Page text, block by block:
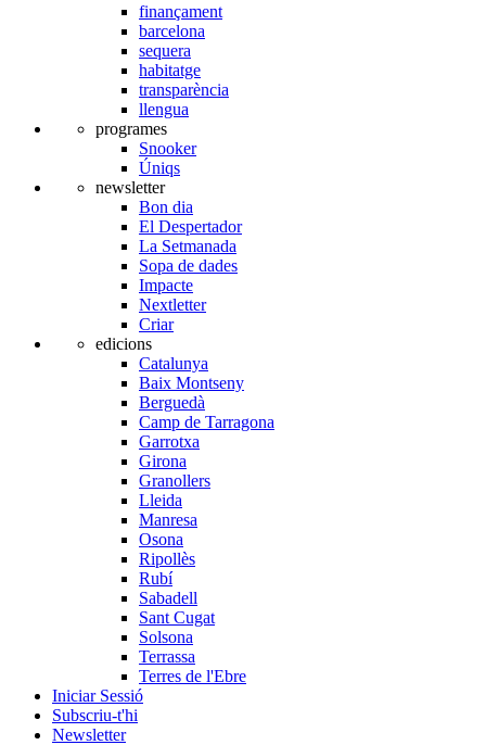
finançament
barcelona
sequera
habitatge
transparència
llengua
programes
Snooker
Úniqs
newsletter
Bon dia
El Despertador
La Setmanada
Sopa de dades
Impacte
Nextletter
Criar
edicions
Catalunya
Baix Montseny
Berguedà
Camp de Tarragona
Garrotxa
Girona
Granollers
Lleida
Manresa
Osona
Ripollès
Rubí
Sabadell
Sant Cugat
Solsona
Terrassa
Terres de l'Ebre
Iniciar Sessió
Subscriu-t'hi
Newsletter